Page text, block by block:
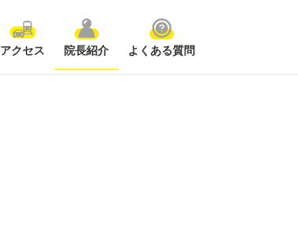
アクセス 院長紹介 よくある質問